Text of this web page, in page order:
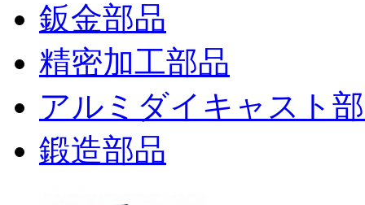
鈑金部品
精密加工部品
アルミダイキャスト
鍛造部品